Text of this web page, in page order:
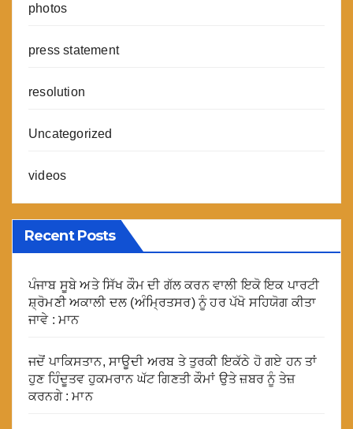
photos
press statement
resolution
Uncategorized
videos
Recent Posts
ਪੰਜਾਬ ਸੂਬੇ ਅਤੇ ਸਿੱਖ ਕੌਮ ਦੀ ਗੱਲ ਕਰਨ ਵਾਲੀ ਇਕੋ ਇਕ ਪਾਰਟੀ
ਸ਼੍ਰੋਮਣੀ ਅਕਾਲੀ ਦਲ (ਅੰਮ੍ਰਿਤਸਰ) ਨੂੰ ਹਰ ਪੱਖੋ ਸਹਿਯੋਗ ਕੀਤਾ
ਜਾਵੇ : ਮਾਨ
ਜਦੋਂ ਪਾਕਿਸਤਾਨ, ਸਾਊਦੀ ਅਰਬ ਤੇ ਤੁਰਕੀ ਇਕੱਠੇ ਹੋ ਗਏ ਹਨ ਤਾਂ
ਹੁਣ ਹਿੰਦੂਤਵ ਹੁਕਮਰਾਨ ਘੱਟ ਗਿਣਤੀ ਕੌਮਾਂ ਉਤੇ ਜ਼ਬਰ ਨੂੰ ਤੇਜ਼
ਕਰਨਗੇ : ਮਾਨ